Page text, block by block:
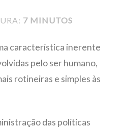
7 MINUTOS
característica inerente
pelo ser humano,
rotineiras e simples às
das políticas